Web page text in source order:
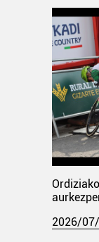
2026/